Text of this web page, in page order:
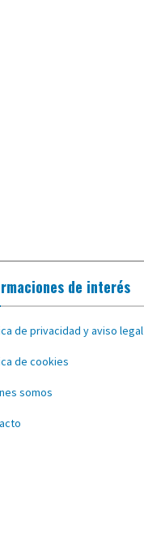
de interés
de privacidad y aviso legal
de cookies
somos